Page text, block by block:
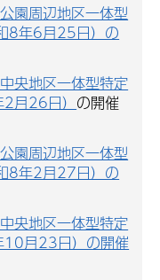
園周辺地区一体型
8年6月25日）の
央地区一体型特定
月26日） の開催
園周辺地区一体型
8年2月27日）の
央地区一体型特定
10月23日）の開催